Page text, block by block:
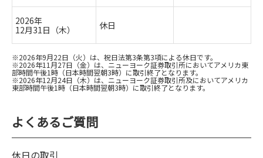
2026年
12月31日（木）
休日
※2026年9月22日（火）は、祝日法第3条第3項による休日です。
※2026年11月27日（金）は、ニューヨーク証券取引所においてアメリカ東
部時間午後1時（日本時間翌朝3時）に取引終了となります。
※2026年12月24日（木）は、ニューヨーク証券取引所及においてアメリカ
東部時間午後1時（日本時間翌朝3時）に取引終了となります。
よくあるご質問
休日の取引